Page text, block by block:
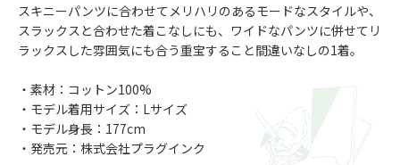
スキニーパンツに合わせてメリハリのあるモードなスタイルや、
スラックスと合わせた着こなしにも、ワイドなパンツに併せてリ
ラックスした雰囲気にも合う重宝すること間違いなしの1着。
・素材：コットン100%
・モデル着用サイズ：Lサイズ
・モデル身長：177cm
・発売元：株式会社プラグインク